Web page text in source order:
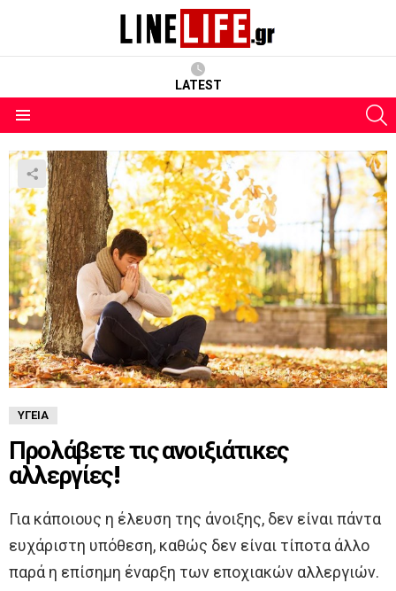
LATEST
ΥΓΕΊΑ
Προλάβετε τις ανοιξιάτικες
αλλεργίες!
Για κάποιους η έλευση της άνοιξης, δεν είναι πάντα
ευχάριστη υπόθεση, καθώς δεν είναι τίποτα άλλο
παρά η επίσημη έναρξη των εποχιακών αλλεργιών.